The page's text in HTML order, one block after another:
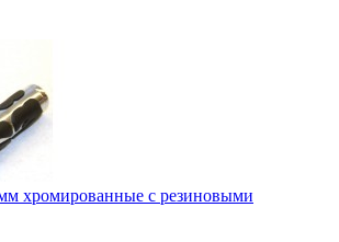
хромированные с резиновыми